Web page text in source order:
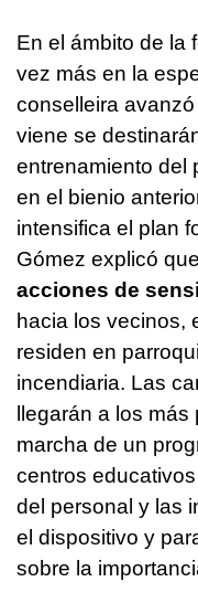
En el ámbito de la
vez más en la
conselleira
viene se
entrenamiento del
en el bienio
intensifica el plan
Gómez explicó
acciones de
hacia los vecinos,
residen en
incendiaria. Las
llegarán a los
marcha de un
centros
del personal y las
el dispositivo y
sobre la